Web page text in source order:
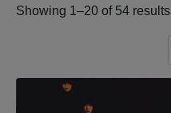
Showing 1–20 of 54 results